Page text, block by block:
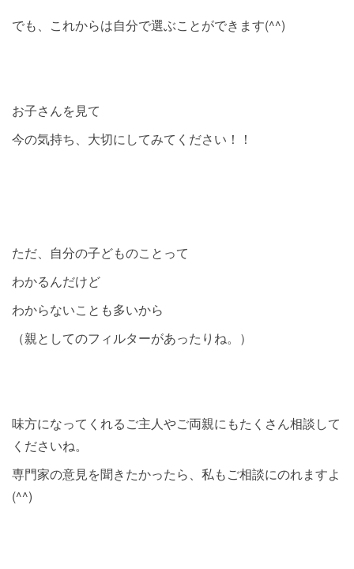
でも、これからは自分で選ぶことができます(^^)
お子さんを見て
今の気持ち、大切にしてみてください！！
ただ、自分の子どものことって
わかるんだけど
わからないことも多いから
（親としてのフィルターがあったりね。）
味方になってくれるご主人やご両親にもたくさん相談して
くださいね。
専門家の意見を聞きたかったら、私もご相談にのれますよ
(^^)